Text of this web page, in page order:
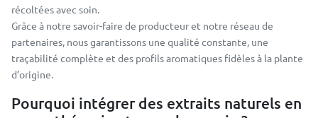
récoltées avec soin.
Grâce à notre savoir-faire de producteur et notre réseau de
partenaires, nous garantissons une qualité constante, une
traçabilité complète et des profils aromatiques fidèles à la plante
d’origine.
Pourquoi intégrer des extraits naturels en